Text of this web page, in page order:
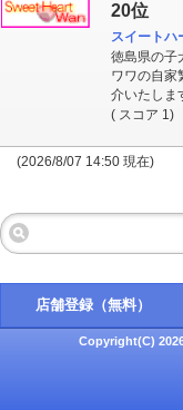
20位
スイートハ
徳島県の子
ワワの自家
介いたしま
( スコア 1)
(2026/8/07 14:50 現在)
店舗登録（無料）
Copyright(C)